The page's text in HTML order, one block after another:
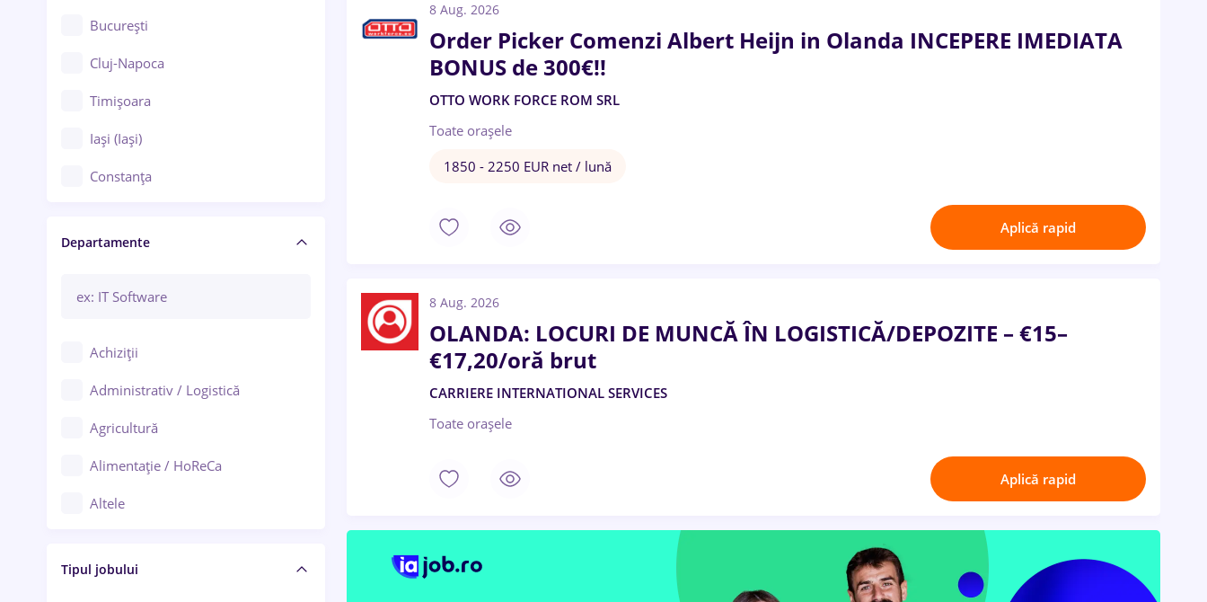
București
Cluj-Napoca
Timișoara
Iași (Iași)
Constanța
Brașov
Bacău
Galați (Galați)
Ploiești
Departamente
Achiziții
Administrativ / Logistică
Agricultură
Alimentație / HoReCa
Altele
Asigurări
Tipul jobului
8 Aug. 2026
Order Picker Comenzi Albert Heijn in Olanda INCEPERE IMEDIATA
BONUS de 300€!!
OTTO WORK FORCE ROM SRL
Toate oraşele
1850 - 2250 EUR net / lună
Aplică rapid
8 Aug. 2026
OLANDA: LOCURI DE MUNCĂ ÎN LOGISTICĂ/DEPOZITE – €15–
€17,20/oră brut
CARRIERE INTERNATIONAL SERVICES
Toate oraşele
Aplică rapid